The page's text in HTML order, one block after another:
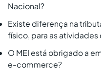
Nacional?
Existe diferença na
físico, para as
O MEI está obrigado a
e-commerce?